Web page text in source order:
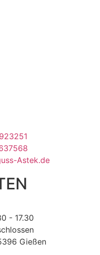
Astek.de
- 17.30
Gießen